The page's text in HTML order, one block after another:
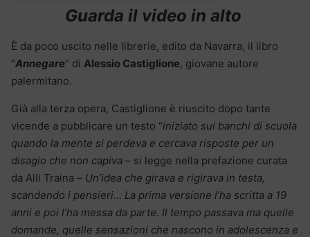
Guarda il video in alto
È da poco uscito nelle librerie, edito da Navarra, il libro
“Annegare” di Alessio Castiglione, giovane autore
palermitano.
Già alla terza opera, Castiglione è riuscito dopo tante
vicende a pubblicare un testo “iniziato sui banchi di scuola
quando la mente si perdeva e cercava risposte per un
disagio che non capiva – si legge nella prefazione curata
da Alli Traina – Un’idea che girava e rigirava in testa,
scandendo i pensieri… La prima versione l’ha scritta a 19
anni e poi l’ha messa da parte. Il tempo passava ma quelle
domande, quelle sensazioni che nascono in adolescenza e